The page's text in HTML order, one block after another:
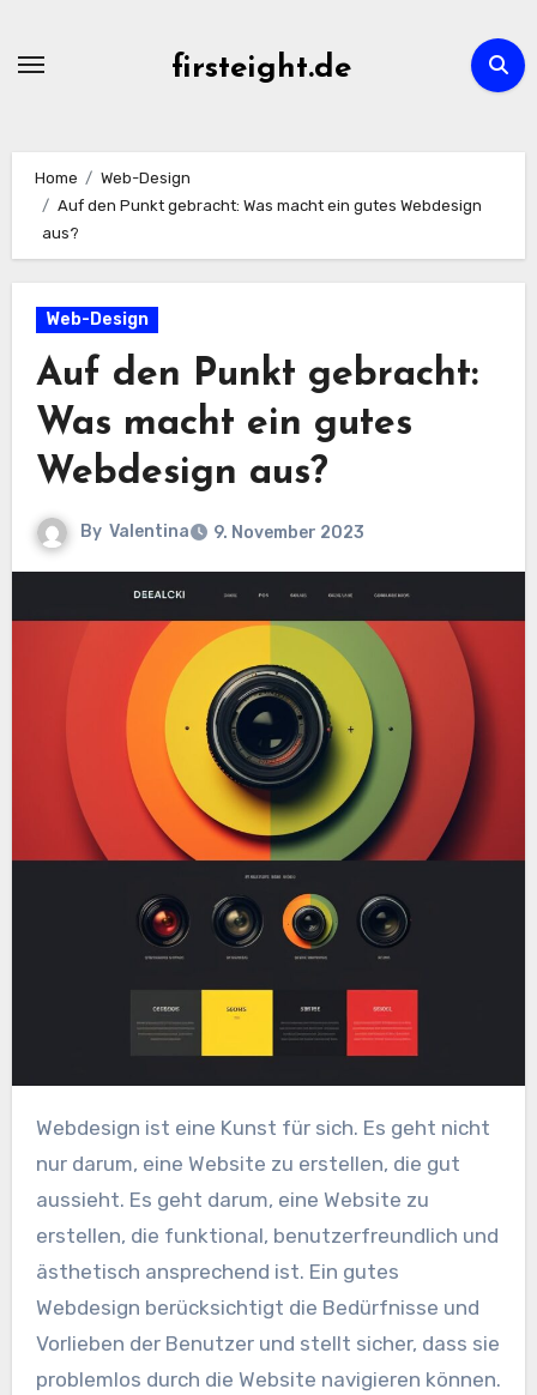
firsteight.de
Home
Web-Design
Auf den Punkt gebracht: Was macht ein gutes Webdesign
aus?
Web-Design
Auf den Punkt gebracht:
Was macht ein gutes
Webdesign aus?
By Valentina 9. November 2023
Webdesign ist eine Kunst für sich. Es geht nicht
nur darum, eine Website zu erstellen, die gut
aussieht. Es geht darum, eine Website zu
erstellen, die funktional, benutzerfreundlich und
ästhetisch ansprechend ist. Ein gutes
Webdesign berücksichtigt die Bedürfnisse und
Vorlieben der Benutzer und stellt sicher, dass sie
problemlos durch die Website navigieren können.